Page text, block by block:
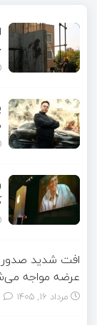
افت شدید صدور
عرضه مواجه
مرداد ۱۶, ۱۴۰۵